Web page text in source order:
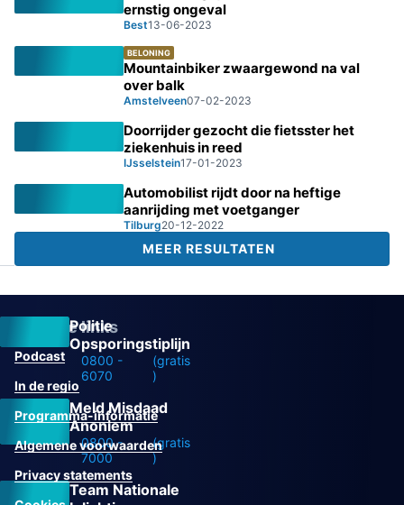
ernstig ongeval
Best13-06-2023
BELONING
Mountainbiker zwaargewond na val
over balk
Amstelveen07-02-2023
Doorrijder gezocht die fietsster het
ziekenhuis in reed
IJsselstein17-01-2023
Automobilist rijdt door na heftige
aanrijding met voetganger
Tilburg20-12-2022
MEER RESULTATEN
Politie
Opsporingstiplijn
0800 -
6070
(gratis
)
Meld Misdaad
Anoniem
0800 -
7000
(gratis
)
Team Nationale
Overige links
Podcast
In de regio
Programma-informatie
Algemene voorwaarden
Privacy statements